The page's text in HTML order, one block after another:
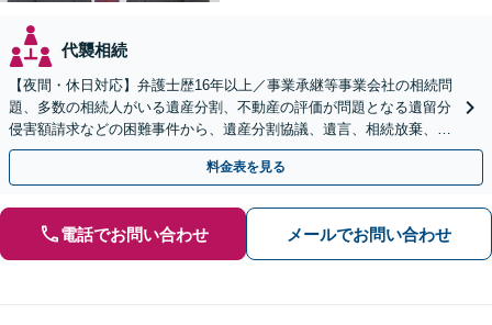
代襲相続
【夜間・休日対応】弁護士歴16年以上／事業承継等事業会社の相続問
題、多数の相続人がいる遺産分割、不動産の評価が問題となる遺留分
侵害額請求などの困難事件から、遺産分割協議、遺言、相続放棄、使
途不明金の調査まで、全般の経験豊富【JR草津駅2分】
料金表を見る
電話でお問い合わせ メールでお問い合わせ